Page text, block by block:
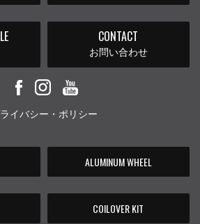
CONTACT
お問い合わせ
イバシー・ポリシー
ALUMINUM WHEEL
COILOVER KIT